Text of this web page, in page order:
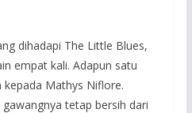
dihadapi The Little Blues,
empat kali. Adapun satu
kepada Mathys Niflore.
tetap bersih dari